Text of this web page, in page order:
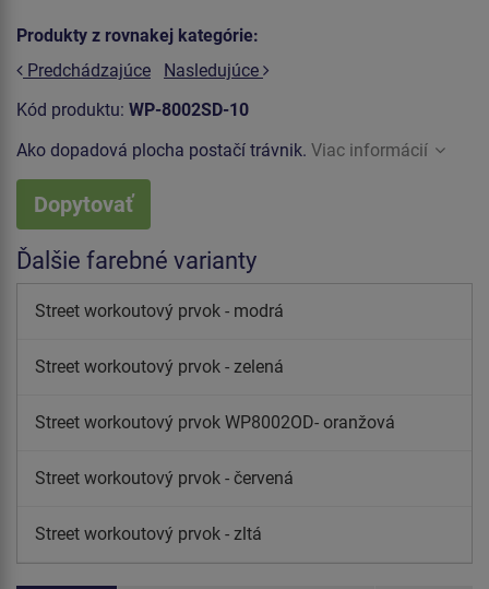
Produkty z rovnakej kategórie:
Predchádzajúce
Nasledujúce
Kód produktu: WP-8002SD-10
Ako dopadová plocha postačí trávnik. Viac informácií
Dopytovať
Ďalšie farebné varianty
Street workoutový prvok - modrá
Street workoutový prvok - zelená
Street workoutový prvok WP8002OD- oranžová
Street workoutový prvok - červená
Street workoutový prvok - zltá